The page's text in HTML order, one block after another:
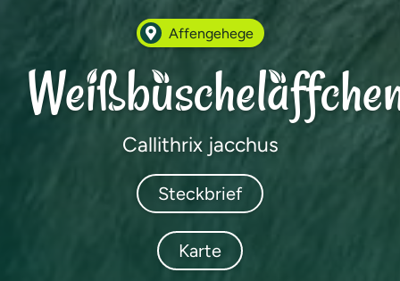
Affengehege
Callithrix jacchus
Steckbrief
Karte